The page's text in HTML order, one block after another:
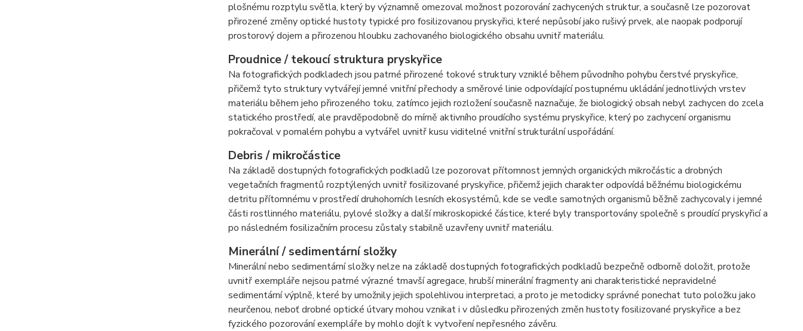
plošnému rozptylu světla, který by významně omezoval možnost pozorování zachycených struktur, a současně lze pozorovat
přirozené změny optické hustoty typické pro fosilizovanou pryskyřici, které nepůsobí jako rušivý prvek, ale naopak podporují
prostorový dojem a přirozenou hloubku zachovaného biologického obsahu uvnitř materiálu.
Proudnice / tekoucí struktura pryskyřice
Na fotografických podkladech jsou patrné přirozené tokové struktury vzniklé během původního pohybu čerstvé pryskyřice,
přičemž tyto struktury vytvářejí jemné vnitřní přechody a směrové linie odpovídající postupnému ukládání jednotlivých vrstev
materiálu během jeho přirozeného toku, zatímco jejich rozložení současně naznačuje, že biologický obsah nebyl zachycen do zcela
statického prostředí, ale pravděpodobně do mírně aktivního proudícího systému pryskyřice, který po zachycení organismu
pokračoval v pomalém pohybu a vytvářel uvnitř kusu viditelné vnitřní strukturální uspořádání.
Debris / mikročástice
Na základě dostupných fotografických podkladů lze pozorovat přítomnost jemných organických mikročástic a drobných
vegetačních fragmentů rozptýlených uvnitř fosilizované pryskyřice, přičemž jejich charakter odpovídá běžnému biologickému
detritu přítomnému v prostředí druhohorních lesních ekosystémů, kde se vedle samotných organismů běžně zachycovaly i jemné
části rostlinného materiálu, pylové složky a další mikroskopické částice, které byly transportovány společně s proudící pryskyřicí a
po následném fosilizačním procesu zůstaly stabilně uzavřeny uvnitř materiálu.
Minerální / sedimentární složky
Minerální nebo sedimentární složky nelze na základě dostupných fotografických podkladů bezpečně odborně doložit, protože
uvnitř exempláře nejsou patrné výrazné tmavší agregace, hrubší minerální fragmenty ani charakteristické nepravidelné
sedimentární výplně, které by umožnily jejich spolehlivou interpretaci, a proto je metodicky správné ponechat tuto položku jako
neurčenou, neboť drobné optické útvary mohou vznikat i v důsledku přirozených změn hustoty fosilizované pryskyřice a bez
fyzického pozorování exempláře by mohlo dojít k vytvoření nepřesného závěru.